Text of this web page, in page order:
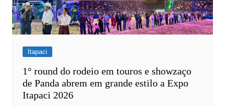
Itapaci
1° round do rodeio em touros e showzaço
de Panda abrem em grande estilo a Expo
Itapaci 2026